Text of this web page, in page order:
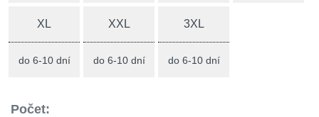
XL
do 6-10 dní
XXL
do 6-10 dní
3XL
do 6-10 dní
Počet: